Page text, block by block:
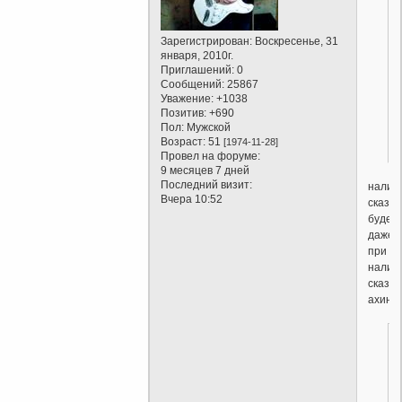
Зарегистрирован: Воскресенье, 31
января, 2010г.
Приглашений: 0
Сообщений: 25867
Уважение: +1038
Позитив: +690
Пол: Мужской
Возраст: 51[1974-11-28]
Провел на форуме:
9 месяцев 7 дней
Последний визит:
Вчера 10:52
будет
даже
при